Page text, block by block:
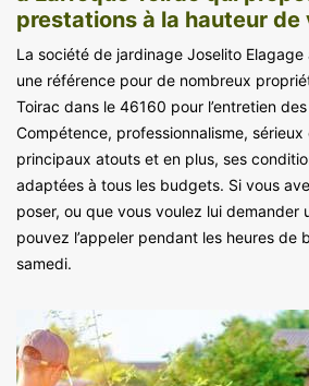
prestations à la hauteur
La société de jardinage Joselito
une référence pour de nombreux
Toirac dans le 46160 pour l’entretien
Compétence, professionnalisme,
principaux atouts et en plus, ses
adaptées à tous les budgets. Si vous
poser, ou que vous voulez lui demander
pouvez l’appeler pendant les heures de
samedi.